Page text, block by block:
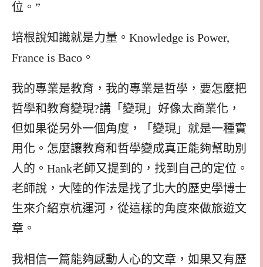
位。”
培根說知識就是力量。Knowledge is Power,
France is Baco。
我的專業是教育，我的專業是哲學，要怎麼把
哲學和教育變現?講「變現」好像太商業化，
但如果從另外一個角度，「變現」就是一種實
用化。怎麼讓教育和哲學變成真正能夠幫助別
人的。Hank老師又提到的，找到自己的定位。
老師說，大陸的作法是找了北大的歷史學博士
生來介紹京杭運河，從這樣的角度來做旅遊文
章。
我相信一篇能夠感動人心的文章，如果又有歷